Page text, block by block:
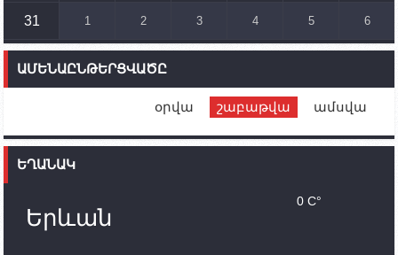
ունեն. կիպրոսցի խորհրդարանականը՝ Ալեն
Ֆրանսիայի ԱԳ նախարարը կայցելի Հայաստան
պատասխանատուներ կմնան ԼՂ-ում՝ մինչև
որոնողափրկարարական աշխատանքների
31 1 2 3 4 5 6
ԱՄԵՆԱԸՆԹԵՐՑՎԱԾԸ
օրվա շաբաթվա ամսվա
ԵՂԱՆԱԿ
Երևան
0 C°